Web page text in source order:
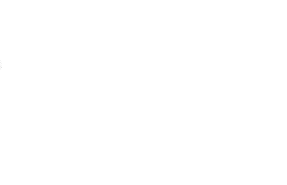
2/2002.
lavori,
la
di
(come
viene
della
al